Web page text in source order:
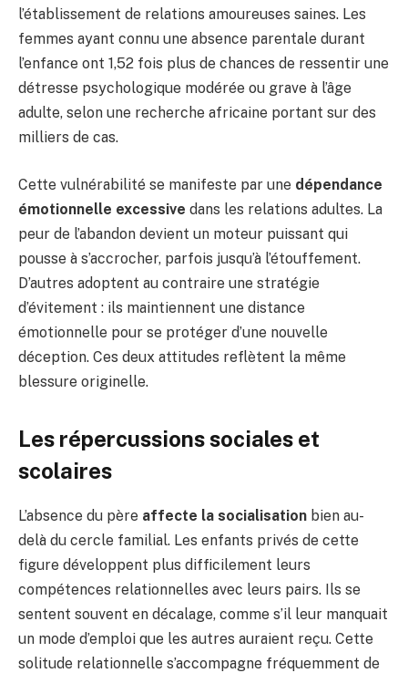
l’établissement de relations amoureuses saines. Les
femmes ayant connu une absence parentale durant
l’enfance ont 1,52 fois plus de chances de ressentir une
détresse psychologique modérée ou grave à l’âge
adulte, selon une recherche africaine portant sur des
milliers de cas.
Cette vulnérabilité se manifeste par une dépendance
émotionnelle excessive dans les relations adultes. La
peur de l’abandon devient un moteur puissant qui
pousse à s’accrocher, parfois jusqu’à l’étouffement.
D’autres adoptent au contraire une stratégie
d’évitement : ils maintiennent une distance
émotionnelle pour se protéger d’une nouvelle
déception. Ces deux attitudes reflètent la même
blessure originelle.
Les répercussions sociales et
scolaires
L’absence du père affecte la socialisation bien au-
delà du cercle familial. Les enfants privés de cette
figure développent plus difficilement leurs
compétences relationnelles avec leurs pairs. Ils se
sentent souvent en décalage, comme s’il leur manquait
un mode d’emploi que les autres auraient reçu. Cette
solitude relationnelle s’accompagne fréquemment de